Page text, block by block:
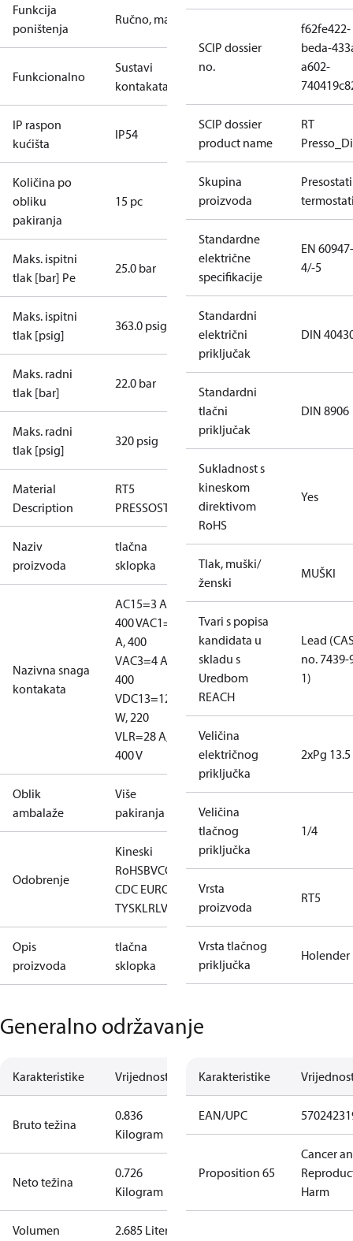
Funkcija
poništenja
Ručno, maks.
Funkcionalno
Sustavi
kontakata
IP raspon
kućišta
IP54
Količina po
obliku
pakiranja
15 pc
Maks. ispitni
tlak [bar] Pe
25.0 bar
Maks. ispitni
tlak [psig]
363.0 psig
Maks. radni
tlak [bar]
22.0 bar
Maks. radni
tlak [psig]
320 psig
Material
Description
RT5
PRESSOSTAT
Naziv
proizvoda
tlačna
sklopka
Nazivna snaga
kontakata
AC15=3 A,
400 VAC1=10
A, 400
VAC3=4 A,
400
VDC13=12
W, 220
VLR=28 A,
400 V
Oblik
ambalaže
Više
pakiranja
Odobrenje
Kineski
RoHSBVCCC CECMIMEACGLKRLLC
CDC EURO-
TYSKLRLVD RINARMRS
Opis
proizvoda
tlačna
sklopka
SCIP dossier
no.
f62fe422-
beda-
a602-
SCIP dossier
product name
RT
Skupina
proizvoda
Standardne
električne
specifikacije
EN 60947-
4/-5
Standardni
električni
priključak
DIN
Standardni
tlačni
priključak
DIN 8906
Sukladnost s
kineskom
direktivom
RoHS
Yes
Tlak, muški/
ženski
MUŠKI
Tvari s popisa
kandidata u
skladu s
Uredbom
REACH
Lead
no. 7439-
1)
Veličina
električnog
priključka
2xPg 13.5
Veličina
tlačnog
priključka
1/4
Vrsta
proizvoda
RT5
Vrsta tlačnog
priključka
Holender
Generalno održavanje
Karakteristike Vrijednost
Bruto težina
0.836
Kilogram
Neto težina
0.726
Kilogram
Volumen 2.685 Liter
Karakteristike
EAN/UPC
Proposition 65
Cancer
Harm